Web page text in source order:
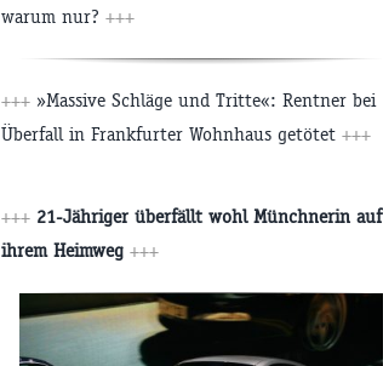
warum nur? +++
+++ »Massive Schläge und Tritte«: Rentner bei
Überfall in Frankfurter Wohnhaus getötet +++
+++ 21-Jähriger überfällt wohl Münchnerin auf
ihrem Heimweg +++